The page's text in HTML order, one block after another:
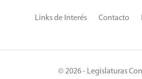
Links de Interés Contacto
© 2026 - Legislaturas